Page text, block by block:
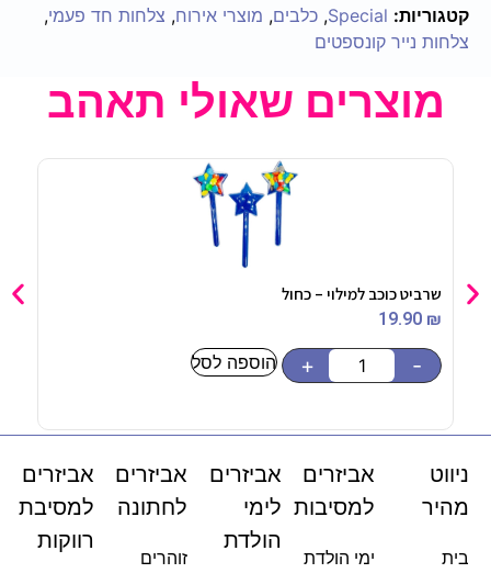
קטגוריות: Special
, כלבים, מוצרי אירוח, צלחות חד פעמי,
צלחות נייר קונספטים
מוצרים שאולי תאהב
שרביט כוכב למילוי – כחול
19.90 ₪
-
+ הוספה לסל
ניווט
מהיר
בית
אביזרים
למסיבות
ימי הולדת
אביזרים
לימי
הולדת
אביזרים
לחתונה
זוהרים
אביזרים
למסיבת
רווקות